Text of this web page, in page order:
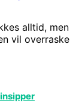
alltid, men
vil overraske